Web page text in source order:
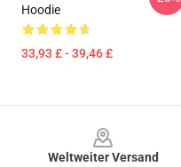
Hoodie
33,93 £ - 39,46 £
Weltweiter Versand